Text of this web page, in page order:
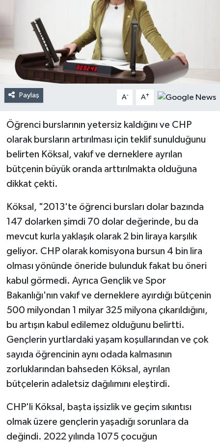
Paylaş A- A+
Öğrenci burslarının yetersiz kaldığını ve CHP
olarak bursların artırılması için teklif sunulduğunu
belirten Köksal, vakıf ve derneklere ayrılan
bütçenin büyük oranda arttırılmakta olduğuna
dikkat çekti.
Köksal, "2013'te öğrenci bursları dolar bazında
147 dolarken şimdi 70 dolar değerinde, bu da
mevcut kurla yaklaşık olarak 2 bin liraya karşılık
geliyor. CHP olarak komisyona bursun 4 bin lira
olması yönünde öneride bulunduk fakat bu öneri
kabul görmedi. Ayrıca Gençlik ve Spor
Bakanlığı'nın vakıf ve derneklere ayırdığı bütçenin
500 milyondan 1 milyar 325 milyona çıkarıldığını,
bu artışın kabul edilemez olduğunu belirtti.
Gençlerin yurtlardaki yaşam koşullarından ve çok
sayıda öğrencinin aynı odada kalmasının
zorluklarından bahseden Köksal, ayrılan
bütçelerin adaletsiz dağılımını eleştirdi.
CHP'li Köksal, başta işsizlik ve geçim sıkıntısı
olmak üzere gençlerin yaşadığı sorunlara da
değindi. 2022 yılında 1075 çocuğun